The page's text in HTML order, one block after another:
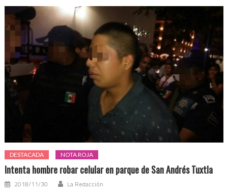
DESTACADA NOTA ROJA
Intenta hombre robar celular en parque de San Andrés Tuxtla
2018/11/30 La Redacción